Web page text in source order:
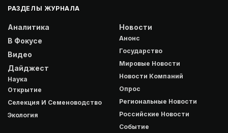
РАЗДЕЛЫ ЖУРНАЛА
Аналитика
В Фокусе
Видео
Дайджест
Наука
Открытие
Селекция И Семеноводство
Экология
Новости
Анонс
Государство
Мировые Новости
Новости Компаний
Опрос
Региональные Новости
Российские Новости
Событие